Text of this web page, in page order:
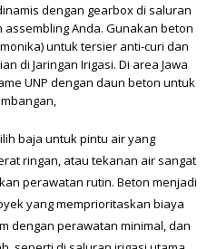
dengan gearbox di saluran
Anda. Gunakan beton
untuk tersier anti-curi dan
di Jaringan Irigasi. Di area Jawa
UNP dengan daun beton untuk
baja untuk pintu air yang
ringan, atau tekanan air sangat
perawatan rutin. Beton menjadi
yang memprioritaskan biaya
dengan perawatan minimal, dan